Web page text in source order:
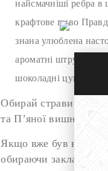
найсмачніші ребра в
крафтове пиво
знана улюблена
ароматні штруделі
шоколадні цукерки,
Обирай страви в
та П’яної вишні,
Якщо вже був в наших
обираючи заклад на